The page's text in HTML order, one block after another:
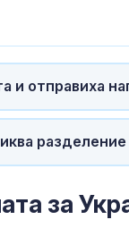
и отправиха
за